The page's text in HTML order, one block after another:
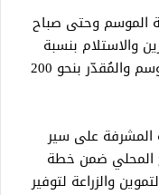
الموسم وحتى صباح
التخزين والاستلام بنسبة
140.5% عن المستهدف توريده هذا الموسم والمُقدّر بنحو 200
المشرفة على سير
المحلي ضمن خطة
والزراعة لتوفير